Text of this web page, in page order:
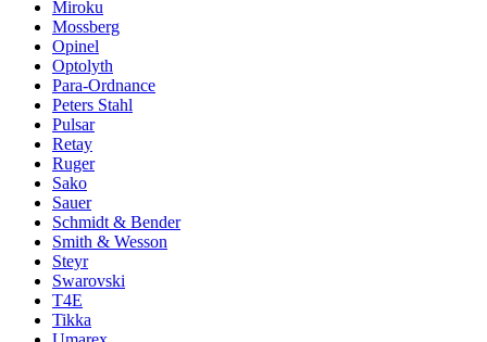
Miroku
Mossberg
Opinel
Optolyth
Para-Ordnance
Peters Stahl
Pulsar
Retay
Ruger
Sako
Sauer
Schmidt & Bender
Smith & Wesson
Steyr
Swarovski
T4E
Tikka